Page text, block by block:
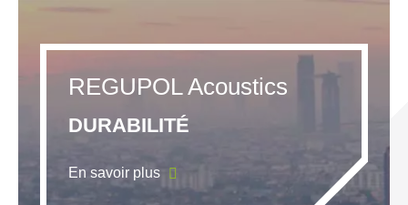
REGUPOL Acoustics
DURABILITÉ
En savoir plus